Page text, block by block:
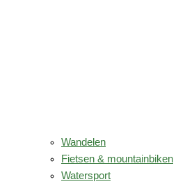
Wandelen
Fietsen & mountainbiken
Watersport